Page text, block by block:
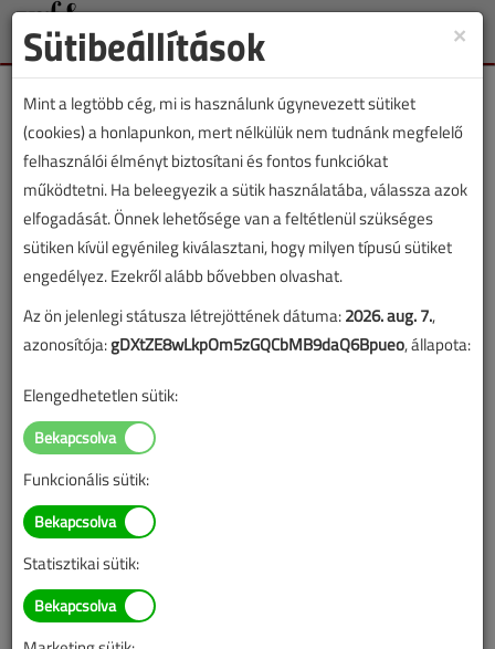
Toggle
Muth Gergely
SZERZŐK LISTÁJA
1224 ||
Muth Gergely cikkei
×
Sütibeállítások
Mint a legtöbb cég, mi is használunk úgynevezett sütiket
(cookies) a honlapunkon, mert nélkülük nem tudnánk megfelelő
felhasználói élményt biztosítani és fontos funkciókat
működtetni. Ha beleegyezik a sütik használatába, válassza azok
elfogadását. Önnek lehetősége van a feltétlenül szükséges
sütiken kívül egyénileg kiválasztani, hogy milyen típusú sütiket
engedélyez. Ezekről alább bővebben olvashat.
Az ön jelenlegi státusza létrejöttének dátuma:2026. aug. 7.,
azonosítója:gDXtZE8wLkpOm5zGQCbMB9daQ6Bpueo, állapota:
Elengedhetetlen sütik:
Funkcionális sütik:
Statisztikai sütik: